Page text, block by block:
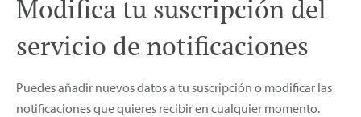
Modifica tu suscripción del
servicio de notificaciones
Puedes añadir nuevos datos a tu suscripción o modificar las
notificaciones que quieres recibir en cualquier momento.